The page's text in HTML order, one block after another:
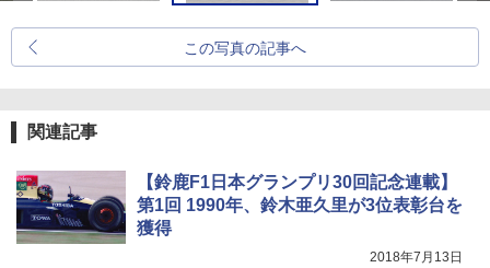
この写真の記事へ
関連記事
【鈴鹿F1日本グランプリ30回記念連載】
第1回 1990年、鈴木亜久里が3位表彰台を
獲得
2018年7月13日